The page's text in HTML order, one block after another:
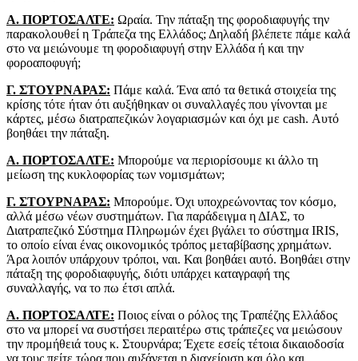
Α. ΠΟΡΤΟΣΑΛΤΕ: Ωραία. Την πάταξη της φοροδιαφυγής την
παρακολουθεί η Τράπεζα της Ελλάδος; Δηλαδή βλέπετε πάμε καλά
στο να μειώνουμε τη φοροδιαφυγή στην Ελλάδα ή και την
φοροαποφυγή;
Γ. ΣΤΟΥΡΝΑΡΑΣ: Πάμε καλά. Ένα από τα θετικά στοιχεία της
κρίσης τότε ήταν ότι αυξήθηκαν οι συναλλαγές που γίνονται με
κάρτες, μέσω διατραπεζικών λογαριασμών και όχι με cash. Αυτό
βοηθάει την πάταξη.
Α. ΠΟΡΤΟΣΑΛΤΕ: Μπορούμε να περιορίσουμε κι άλλο τη
μείωση της κυκλοφορίας των νομισμάτων;
Γ. ΣΤΟΥΡΝΑΡΑΣ: Μπορούμε. Όχι υποχρεώνοντας τον κόσμο,
αλλά μέσω νέων συστημάτων. Για παράδειγμα η ΔΙΑΣ, το
Διατραπεζικό Σύστημα Πληρωμών έχει βγάλει το σύστημα IRIS,
το οποίο είναι ένας οικονομικός τρόπος μεταβίβασης χρημάτων.
Άρα λοιπόν υπάρχουν τρόποι, ναι. Και βοηθάει αυτό. Βοηθάει στην
πάταξη της φοροδιαφυγής, διότι υπάρχει καταγραφή της
συναλλαγής, να το πω έτσι απλά.
Α. ΠΟΡΤΟΣΑΛΤΕ: Ποιος είναι ο ρόλος της Τραπέζης Ελλάδος
στο να μπορεί να συστήσει περαιτέρω στις τράπεζες να μειώσουν
την προμήθειά τους κ. Στουρνάρα; Έχετε εσείς τέτοια δικαιοδοσία
να τους πείτε τώρα που αυξάνεται η διαχείριση και όλο και